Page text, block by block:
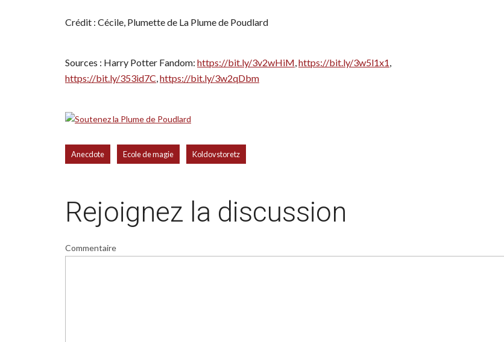
Crédit : Cécile, Plumette de La Plume de Poudlard
Sources : Harry Potter Fandom: https://bit.ly/3v2wHiM,https://bit.ly/3w5l1x1,
https://bit.ly/353id7C,https://bit.ly/3w2qDbm
Anecdote Ecole de magie Koldovstoretz
Rejoignez la discussion
Commentaire